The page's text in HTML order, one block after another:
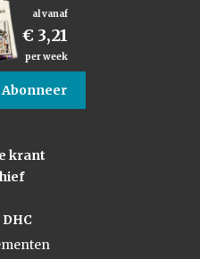
al vanaf
€ 3,21
per week
Abonneer
krant